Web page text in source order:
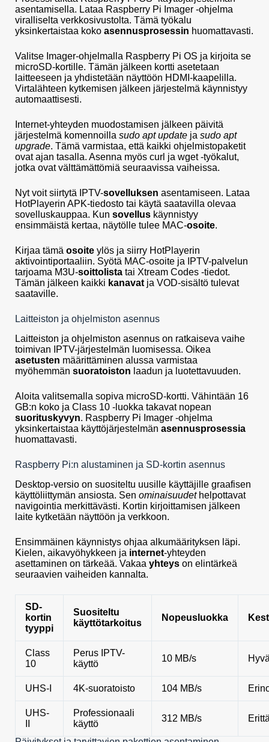
asentamisella. Lataa Raspberry Pi Imager -ohjelma
viralliselta verkkosivustolta. Tämä työkalu
yksinkertaistaa koko asennusprosessin huomattavasti.
Valitse Imager-ohjelmalla Raspberry Pi OS ja kirjoita se
microSD-kortille. Tämän jälkeen kortti asetetaan
laitteeseen ja yhdistetään näyttöön HDMI-kaapelilla.
Virtalähteen kytkemisen jälkeen järjestelmä käynnistyy
automaattisesti.
Internet-yhteyden muodostamisen jälkeen päivitä
järjestelmä komennoilla sudo apt update ja sudo apt
upgrade. Tämä varmistaa, että kaikki ohjelmistopaketit
ovat ajan tasalla. Asenna myös curl ja wget -työkalut,
jotka ovat välttämättömiä seuraavissa vaiheissa.
Nyt voit siirtytä IPTV-sovelluksen asentamiseen. Lataa
HotPlayerin APK-tiedosto tai käytä saatavilla olevaa
sovelluskauppaa. Kun sovellus käynnistyy
ensimmäistä kertaa, näytölle tulee MAC-osoite.
Kirjaa tämä osoite ylös ja siirry HotPlayerin
aktivointiportaaliin. Syötä MAC-osoite ja IPTV-palvelun
tarjoama M3U-soittolista tai Xtream Codes -tiedot.
Tämän jälkeen kaikki kanavat ja VOD-sisältö tulevat
saataville.
Laitteiston ja ohjelmiston asennus
Laitteiston ja ohjelmiston asennus on ratkaiseva vaihe
toimivan IPTV-järjestelmän luomisessa. Oikea
asetusten määrittäminen alussa varmistaa
myöhemmän suoratoiston laadun ja luotettavuuden.
Aloita valitsemalla sopiva microSD-kortti. Vähintään 16
GB:n koko ja Class 10 -luokka takavat nopean
suorituskyvyn. Raspberry Pi Imager -ohjelma
yksinkertaistaa käyttöjärjestelmän asennusprosessia
huomattavasti.
Raspberry Pi:n alustaminen ja SD-kortin asennus
Desktop-versio on suositeltu uusille käyttäjille graafisen
käyttöliittymän ansiosta. Sen ominaisuudethelpottavat
navigointia merkittävästi. Kortin kirjoittamisen jälkeen
laite kytketään näyttöön ja verkkoon.
Ensimmäinen käynnistys ohjaa alkumäärityksen läpi.
Kielen, aikavyöhykkeen ja internet-yhteyden
asettaminen on tärkeää. Vakaa yhteys on elintärkeä
seuraavien vaiheiden kannalta.
SD-
kortin
tyyppi
Suositeltu
käyttötarkoitus
Nopeusluokka
Class
10
Perus IPTV-
käyttö
10 MB/s
UHS-I 4K-suoratoisto 104 MB/s
UHS-
Professionaali
käyttö
312 MB/s